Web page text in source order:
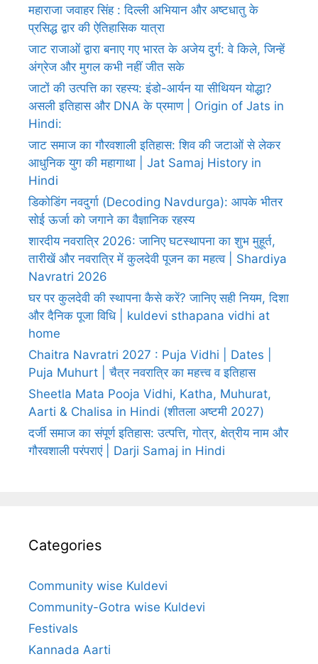
महाराजा जवाहर सिंह : दिल्ली अभियान और अष्टधातु के
प्रसिद्ध द्वार की ऐतिहासिक यात्रा
जाट राजाओं द्वारा बनाए गए भारत के अजेय दुर्ग: वे किले, जिन्हें
अंग्रेज और मुगल कभी नहीं जीत सके
जाटों की उत्पत्ति का रहस्य: इंडो-आर्यन या सीथियन योद्धा?
असली इतिहास और DNA के प्रमाण | Origin of Jats in
Hindi:
जाट समाज का गौरवशाली इतिहास: शिव की जटाओं से लेकर
आधुनिक युग की महागाथा | Jat Samaj History in
Hindi
डिकोडिंग नवदुर्गा (Decoding Navdurga): आपके भीतर
सोई ऊर्जा को जगाने का वैज्ञानिक रहस्य
शारदीय नवरात्रि 2026: जानिए घटस्थापना का शुभ मुहूर्त,
तारीखें और नवरात्रि में कुलदेवी पूजन का महत्व | Shardiya
Navratri 2026
घर पर कुलदेवी की स्थापना कैसे करें? जानिए सही नियम, दिशा
और दैनिक पूजा विधि | kuldevi sthapana vidhi at
home
Chaitra Navratri 2027 : Puja Vidhi | Dates |
Puja Muhurt | चैत्र नवरात्रि का महत्त्व व इतिहास
Sheetla Mata Pooja Vidhi, Katha, Muhurat,
Aarti & Chalisa in Hindi (शीतला अष्टमी 2027)
दर्जी समाज का संपूर्ण इतिहास: उत्पत्ति, गोत्र, क्षेत्रीय नाम और
गौरवशाली परंपराएं | Darji Samaj in Hindi
Categories
Community wise Kuldevi
Community-Gotra wise Kuldevi
Festivals
Kannada Aarti